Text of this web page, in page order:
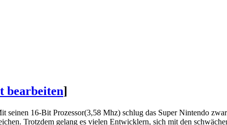
bearbeiten]
seinen 16-Bit Prozessor(3,58 Mhz) schlug das Super Nintendo
Trotzdem gelang es vielen Entwicklern, sich mit den